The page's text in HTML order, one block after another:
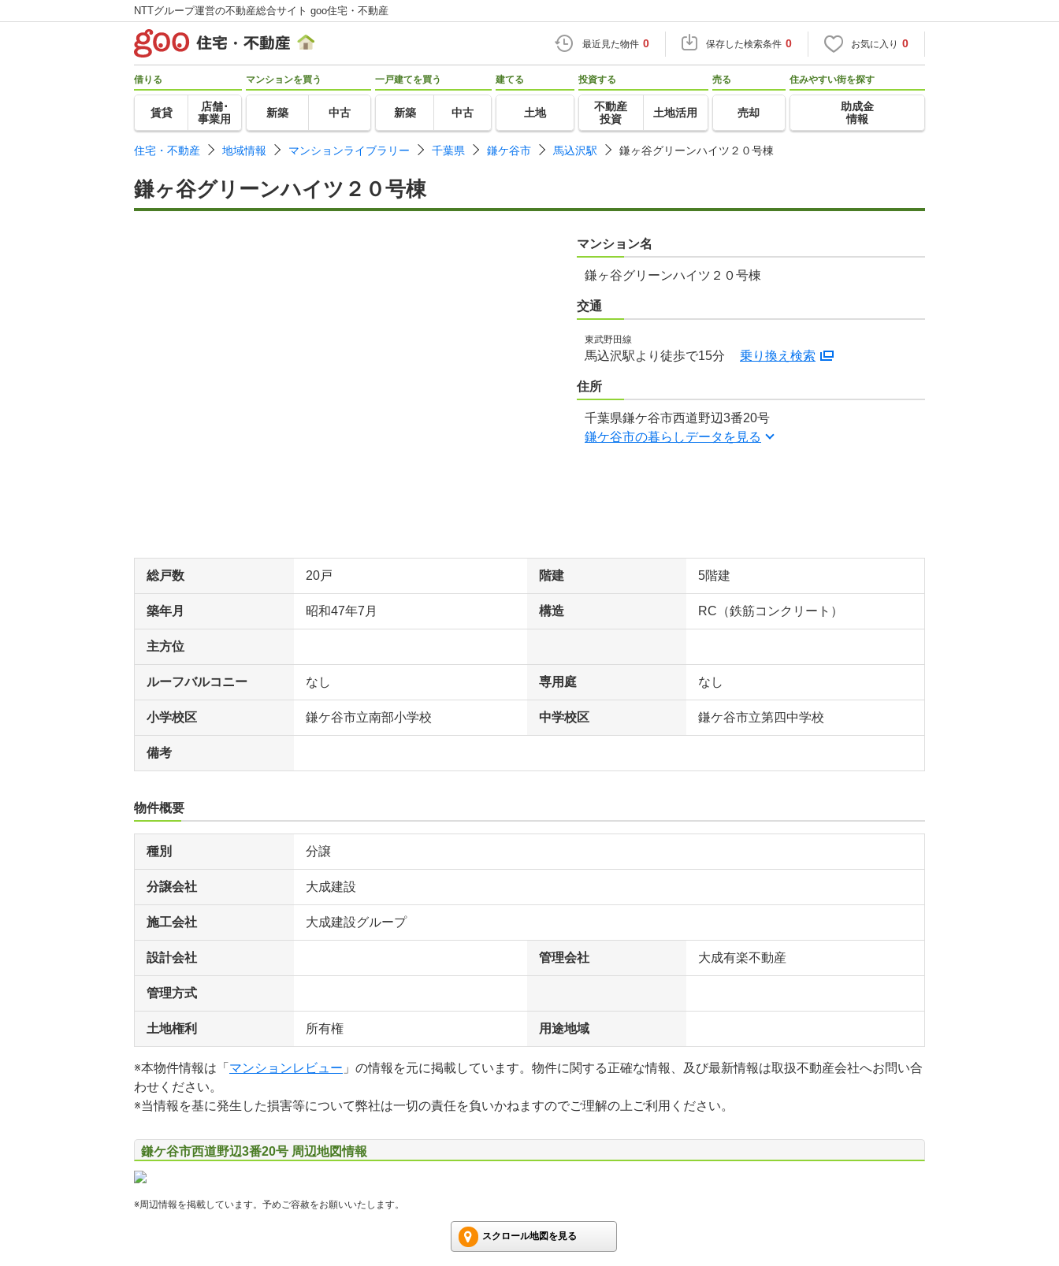
NTTグループ運営の不動産総合サイト goo住宅・不動産
最近見た物件 0 保存した検索条件 0 お気に入り 0
借りる
賃貸
店舗･
事業用
マンションを買う
新築 中古
一戸建てを買う
新築 中古
建てる
土地
投資する
不動産
投資
土地活用
売る
売却
住みやすい街を探す
助成金
情報
住宅・不動産 地域情報 マンションライブラリー 千葉県 鎌ケ谷市 馬込沢駅 鎌ヶ谷グリーンハイツ２０号棟
鎌ヶ谷グリーンハイツ２０号棟
マンション名
鎌ヶ谷グリーンハイツ２０号棟
交通
東武野田線
馬込沢駅より徒歩で15分 乗り換え検索
住所
千葉県鎌ケ谷市西道野辺3番20号
鎌ケ谷市の暮らしデータを見る
総戸数 20戸 階建 5階建
築年月 昭和47年7月 構造 RC（鉄筋コンクリート）
主方位
ルーフバルコニー なし 専用庭 なし
小学校区 鎌ケ谷市立南部小学校 中学校区 鎌ケ谷市立第四中学校
備考
物件概要
種別 分譲
分譲会社 大成建設
施工会社 大成建設グループ
設計会社 管理会社 大成有楽不動産
管理方式
土地権利 所有権 用途地域
※本物件情報は「 マンションレビュー 」の情報を元に掲載しています。物件に関する正確な情報、及び最新情報は取扱不動産会社へお問い合
わせください。
※当情報を基に発生した損害等について弊社は一切の責任を負いかねますのでご理解の上ご利用ください。
鎌ケ谷市西道野辺3番20号 周辺地図情報
※周辺情報を掲載しています。予めご容赦をお願いいたします。
スクロール地図を見る